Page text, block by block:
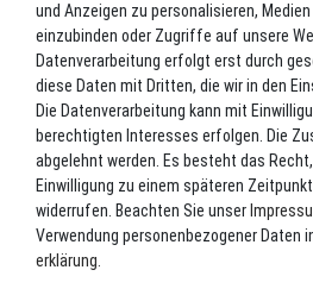
Versand
Blog
TOP-KATEGORIEN
Angel-Rollen
Angel-Zubehör
Bekleidung
Camping
und Anzeigen zu personalisieren,
einzubinden oder Zugriffe auf unsere
Datenverarbeitung erfolgt erst durch
diese Daten mit Dritten, die wir in den
Die Datenverarbeitung kann mit
berechtigten Interesses erfolgen. Die
abgelehnt werden. Es besteht das
Einwilligung zu einem späteren
widerrufen. Beachten Sie unser
Verwendung personenbezogener Daten
erklärung